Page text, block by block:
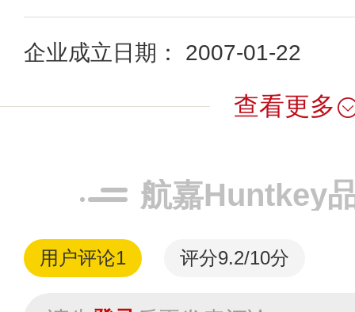
企业成立日期： 2007-01-22
查看更多
航嘉Huntkey
用户评论1 评分9.2/10分